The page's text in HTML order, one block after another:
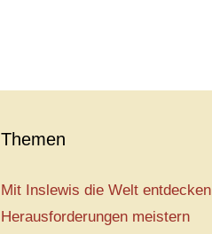
Themen
Mit Inslewis die Welt entdecken
Herausforderungen meistern